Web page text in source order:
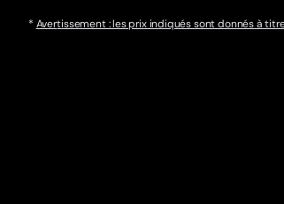
* Avertissement : les prix indiqués sont donnés à